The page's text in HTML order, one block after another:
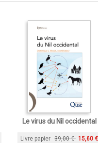
Le virus du Nil occidental
Livre papier 39,00 € 15,60 €